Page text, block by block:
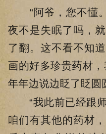
“阿爷，您不懂。
夜不是失眠了吗，
了翻。这不看不知
画的好多珍贵药材
年年边说边眨了眨圆
“我此前已经跟师
咱们有其他的药材